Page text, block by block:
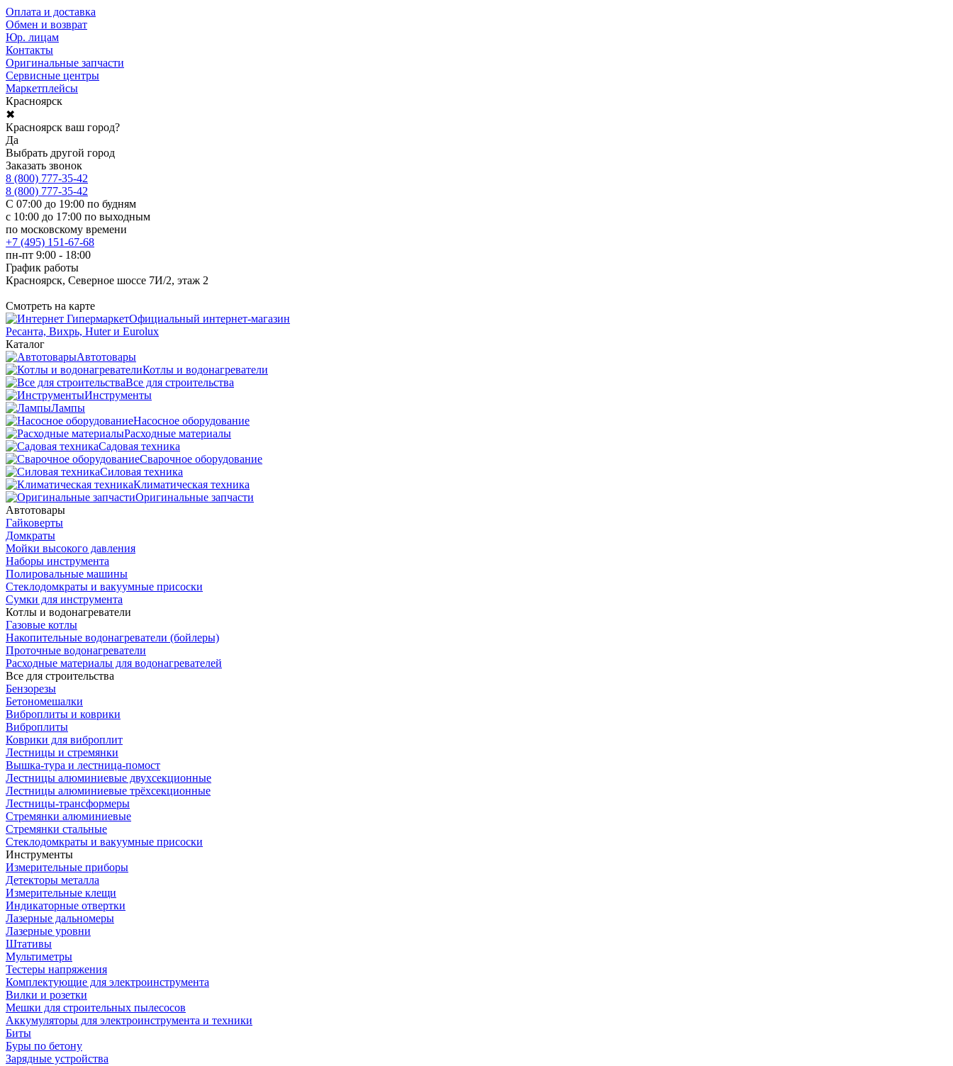
Оплата и доставка
Обмен и возврат
Юр. лицам
Контакты
Оригинальные запчасти
Сервисные центры
Маркетплейсы
Красноярск
✖
Красноярск ваш город?
Да
Выбрать другой город
Заказать звонок
8 (800) 777-35-42
8 (800) 777-35-42
С 07:00 до 19:00 по будням
с 10:00 до 17:00 по выходным
по московскому времени
+7 (495) 151-67-68
пн-пт 9:00 - 18:00
График работы
Красноярск, Северное шоссе 7И/2, этаж 2
Смотреть на карте
Официальный интернет-магазин
Ресанта, Вихрь, Huter и Eurolux
Каталог
Автотовары
Котлы и водонагреватели
Все для строительства
Инструменты
Лампы
Насосное оборудование
Расходные материалы
Садовая техника
Сварочное оборудование
Силовая техника
Климатическая техника
Оригинальные запчасти
Автотовары
Гайковерты
Домкраты
Мойки высокого давления
Наборы инструмента
Полировальные машины
Стеклодомкраты и вакуумные присоски
Сумки для инструмента
Котлы и водонагреватели
Газовые котлы
Накопительные водонагреватели (бойлеры)
Проточные водонагреватели
Расходные материалы для водонагревателей
Все для строительства
Бензорезы
Бетономешалки
Виброплиты и коврики
Виброплиты
Коврики для виброплит
Лестницы и стремянки
Вышка-тура и лестница-помост
Лестницы алюминиевые двухсекционные
Лестницы алюминиевые трёхсекционные
Лестницы-трансформеры
Стремянки алюминиевые
Стремянки стальные
Стеклодомкраты и вакуумные присоски
Инструменты
Измерительные приборы
Детекторы металла
Измерительные клещи
Индикаторные отвертки
Лазерные дальномеры
Лазерные уровни
Штативы
Мультиметры
Тестеры напряжения
Комплектующие для электроинструмента
Вилки и розетки
Мешки для строительных пылесосов
Аккумуляторы для электроинструмента и техники
Биты
Буры по бетону
Зарядные устройства